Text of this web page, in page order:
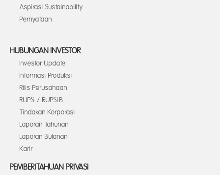
Aspirasi Sustainability
Pernyataan
HUBUNGAN INVESTOR
Investor Update
Informasi Produksi
Rilis Perusahaan
RUPS / RUPSLB
Tindakan Korporasi
Laporan Tahunan
Laporan Bulanan
Karir
PEMBERITAHUAN PRIVASI